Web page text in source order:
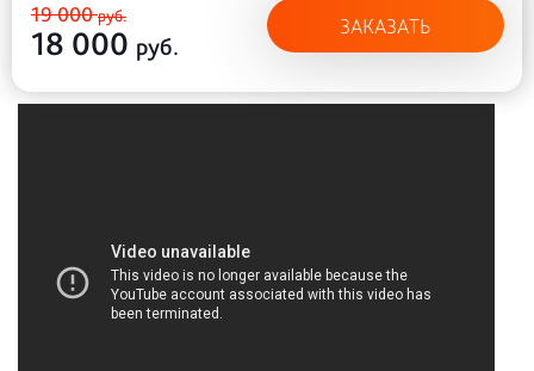
19 000руб.
18 000 руб.
ЗАКАЗАТЬ